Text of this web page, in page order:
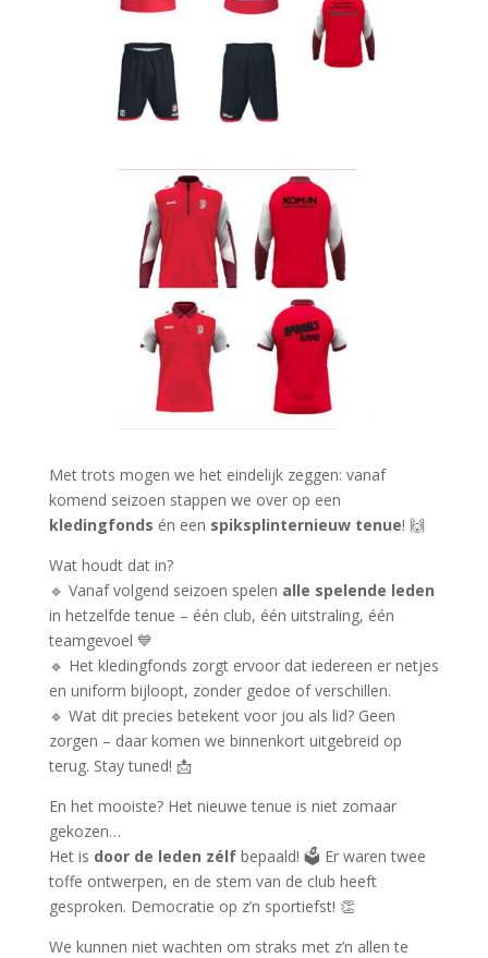
Met trots mogen we het eindelijk zeggen: vanaf
komend seizoen stappen we over op een
kledingfonds én een spiksplinternieuw tenue! 🙌
Wat houdt dat in?
🔹 Vanaf volgend seizoen spelen alle spelende leden
in hetzelfde tenue – één club, één uitstraling, één
teamgevoel 💙
🔹 Het kledingfonds zorgt ervoor dat iedereen er netjes
en uniform bijloopt, zonder gedoe of verschillen.
🔹 Wat dit precies betekent voor jou als lid? Geen
zorgen – daar komen we binnenkort uitgebreid op
terug. Stay tuned! 📩
En het mooiste? Het nieuwe tenue is niet zomaar
gekozen…
Het is door de leden zélfbepaald! 🗳️ Er waren twee
toffe ontwerpen, en de stem van de club heeft
gesproken. Democratie op z’n sportiefst! 👏
We kunnen niet wachten om straks met z’n allen te